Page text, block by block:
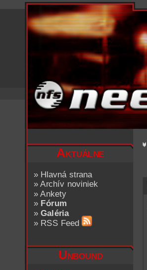
Aktuálne
» Hlavná strana
»Archív noviniek
»Ankety
» Fórum
»Galéria
» RSS Feed
Unbound